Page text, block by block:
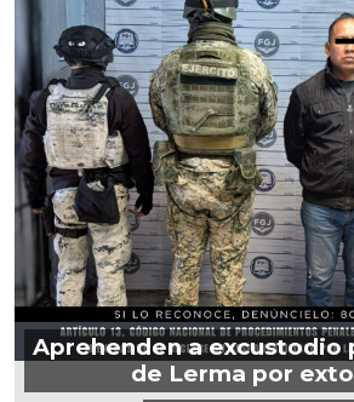
Aprehenden a excustodio
de Lerma por